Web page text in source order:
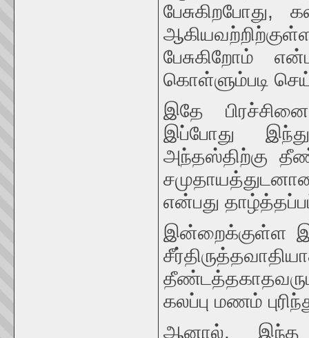
பேசுகிறபோது,
பேசுகிறோம்
கொள்ளும்படி
இதே
இப்போது
அந்தஸ்திற்கு
என்பது
இன்றைக்குள்ள
கலப்பு மணம்
ஆனால், இந்த